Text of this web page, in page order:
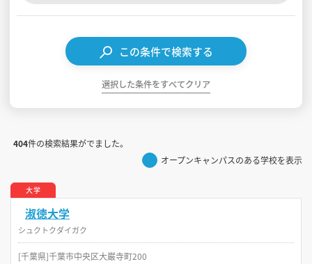
この条件で検索する
選択した条件をすべてクリア
404件の検索結果がでました。
オープンキャンパスのある学校を表示
大学
淑徳大学
シュクトクダイガク
[千葉県]千葉市中央区大巌寺町200